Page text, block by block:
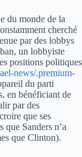
du monde de la
cherché
par des lobbys
un lobbyiste
positions politiques
news/.premium-
du parti
en bénéficiant de
par des
que ses
que Sanders n’a
que Clinton).